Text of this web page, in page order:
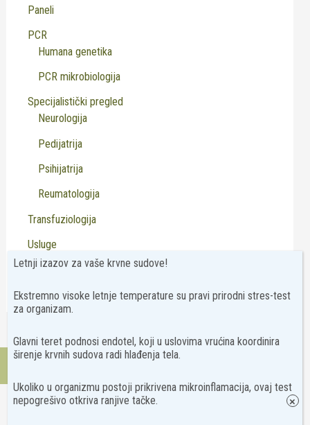
Paneli
PCR
Humana genetika
PCR mikrobiologija
Specijalistički pregled
Neurologija
Pedijatrija
Psihijatrija
Reumatologija
Transfuziologija
Usluge
Virusologija
Kontakt
Letnji izazov za vaše krvne sudove!
Ekstremno visoke letnje temperature su pravi prirodni stres-test
za organizam.
Glavni teret podnosi endotel, koji u uslovima vrućina koordinira
širenje krvnih sudova radi hlađenja tela.
Ukoliko u organizmu postoji prikrivena mikroinflamacija, ovaj test
nepogrešivo otkriva ranjive tačke.
×